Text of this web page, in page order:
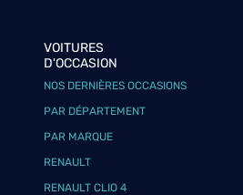
VOITURES
D'OCCASION
NOS DERNIÈRES OCCASIONS
PAR DÉPARTEMENT
PAR MARQUE
RENAULT
RENAULT CLIO 4